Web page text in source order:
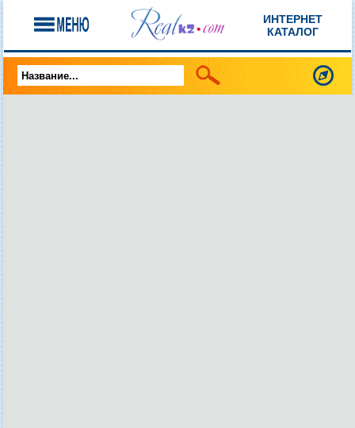
ИНТЕРНЕТ
КАТАЛОГ